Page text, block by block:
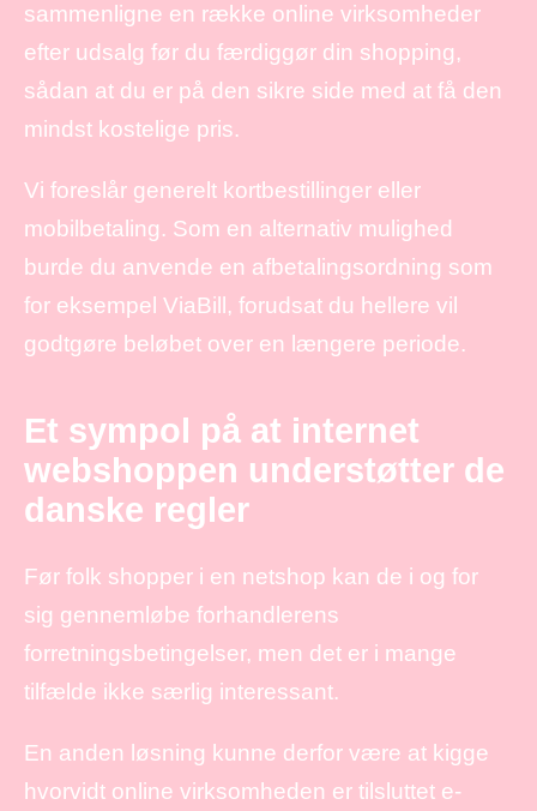
sammenligne en række online virksomheder
efter udsalg før du færdiggør din shopping,
sådan at du er på den sikre side med at få den
mindst kostelige pris.
Vi foreslår generelt kortbestillinger eller
mobilbetaling. Som en alternativ mulighed
burde du anvende en afbetalingsordning som
for eksempel ViaBill, forudsat du hellere vil
godtgøre beløbet over en længere periode.
Et sympol på at internet
webshoppen understøtter de
danske regler
Før folk shopper i en netshop kan de i og for
sig gennemløbe forhandlerens
forretningsbetingelser, men det er i mange
tilfælde ikke særlig interessant.
En anden løsning kunne derfor være at kigge
hvorvidt online virksomheden er tilsluttet e-